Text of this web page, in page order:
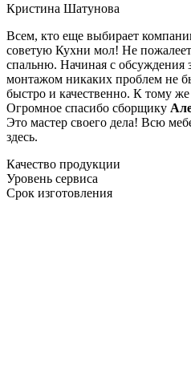
Кристина Шатунова
Всем, кто еще выбирает
советую Кухни мол! Не
спальню. Начиная с обсуждения
монтажом никаких проблем не
быстро и качественно. К тому
Огромное спасибо сборщику
Это мастер своего дела! Всю
здесь.
Качество продукции
Уровень сервиса
Срок изготовления